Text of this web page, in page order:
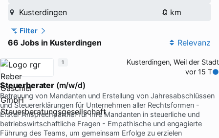
Kusterdingen
Filter
66 Jobs in Kusterdingen Relevanz
Kusterdingen, Weil der Stadt
vor 15 T
Steuerberater(m/w/d)
Betreuung von Mandanten und Erstellung von Jahresabschlüssen
und Steuererklärungen für Unternehmen aller Rechtsformen -
Erster Ansprechpartner für Ihre Mandanten in steuerliche und
betriebswirtschaftliche Fragen - Empathische und engagierte
Führung des Teams, um gemeinsam Erfolge zu erzielen
1